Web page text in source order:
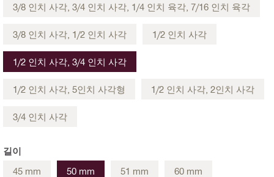
3/8 인치 사각, 3/4 인치 사각, 1/4 인치 육각, 7/16 인치 육각
3/8 인치 사각, 1/2 인치 사각 1/2 인치 사각
1/2 인치 사각, 3/4 인치 사각
1/2 인치 사각, 5인치 사각형 1/2 인치 사각, 2인치 사각
3/4 인치 사각
길이
45 mm
50 mm 51 mm 60 mm